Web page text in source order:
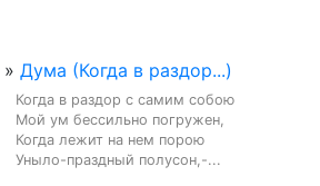
» Дума (Когда в раздор...)
Когда в раздор с самим собою
Мой ум бессильно погружен,
Когда лежит на нем порою
Уныло-праздный полусон,-...